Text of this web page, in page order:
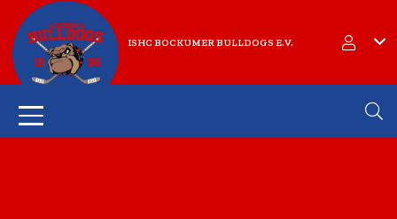
ISHC BOCKUMER BULLDOGS E.V.